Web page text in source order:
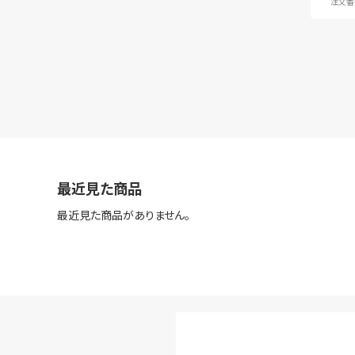
最近見た商品
最近見た商品がありません。